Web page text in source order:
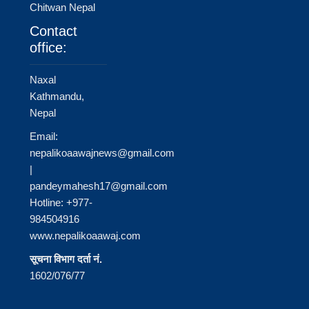
Chitwan Nepal
Contact
office:
Naxal
Kathmandu,
Nepal
Email:
nepalikoaawajnews@gmail.com
|
pandeymahesh17@gmail.com
Hotline: +977-
984504916
www.nepalikoaawaj.com
सूचना विभाग दर्ता नं.
1602/076/77